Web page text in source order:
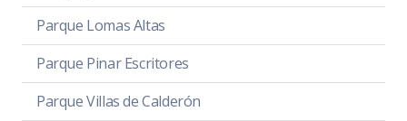
Parque Lomas Altas
Parque Pinar Escritores
Parque Villas de Calderón